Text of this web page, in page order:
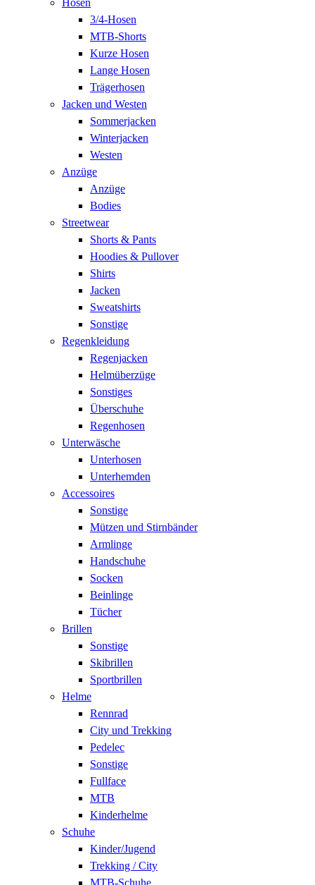
3/4-Hosen
MTB-Shorts
Kurze Hosen
Lange Hosen
Trägerhosen
Jacken und Westen
Sommerjacken
Winterjacken
Westen
Anzüge
Anzüge
Bodies
Streetwear
Shorts & Pants
Hoodies & Pullover
Shirts
Jacken
Sweatshirts
Sonstige
Regenkleidung
Regenjacken
Helmüberzüge
Sonstiges
Überschuhe
Regenhosen
Unterwäsche
Unterhosen
Unterhemden
Accessoires
Sonstige
Mützen und Stirnbänder
Armlinge
Handschuhe
Socken
Beinlinge
Tücher
Brillen
Sonstige
Skibrillen
Sportbrillen
Helme
Rennrad
City und Trekking
Pedelec
Sonstige
Fullface
MTB
Kinderhelme
Schuhe
Kinder/Jugend
Trekking / City
MTB-Schuhe